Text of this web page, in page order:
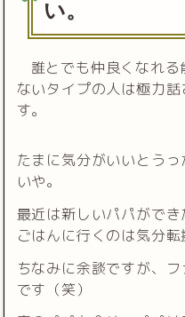
い。
誰とでも仲良くなれ
ないタイプの人は極力
す。
たまに気分がいいとう
いや。
最近は新しいパパがで
ごはんに行くのは気分
ちなみに余談ですが、
です（笑）